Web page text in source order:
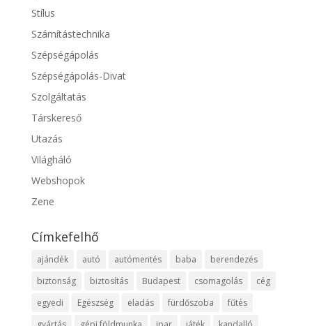
Stílus
Számítástechnika
Szépségápolás
Szépségápolás-Divat
Szolgáltatás
Társkereső
Utazás
Világháló
Webshopok
Zene
Címkefelhő
ajándék autó autómentés baba
berendezés
biztonság
biztosítás Budapest csomagolás
cég
egyedi
Egészség eladás fürdőszoba
fűtés